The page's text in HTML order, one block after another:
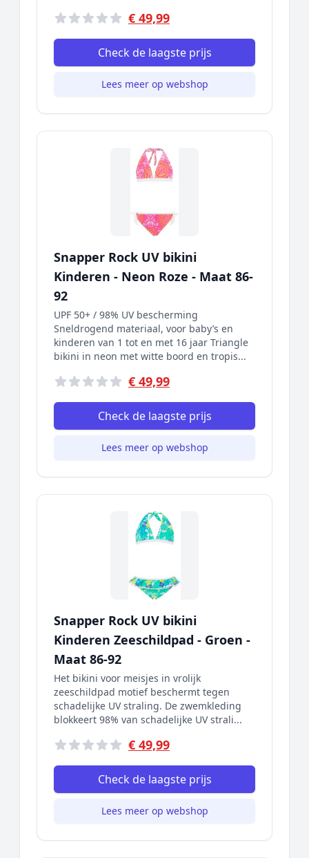
€ 49,99
Check de laagste prijs
Lees meer op webshop
Snapper Rock UV bikini
Kinderen - Neon Roze - Maat 86-
92
UPF 50+ / 98% UV bescherming
Sneldrogend materiaal, voor baby’s en
kinderen van 1 tot en met 16 jaar Triangle
bikini in neon met witte boord en tropis...
€ 49,99
Check de laagste prijs
Lees meer op webshop
Snapper Rock UV bikini
Kinderen Zeeschildpad - Groen -
Maat 86-92
Het bikini voor meisjes in vrolijk
zeeschildpad motief beschermt tegen
schadelijke UV straling. De zwemkleding
blokkeert 98% van schadelijke UV strali...
€ 49,99
Check de laagste prijs
Lees meer op webshop